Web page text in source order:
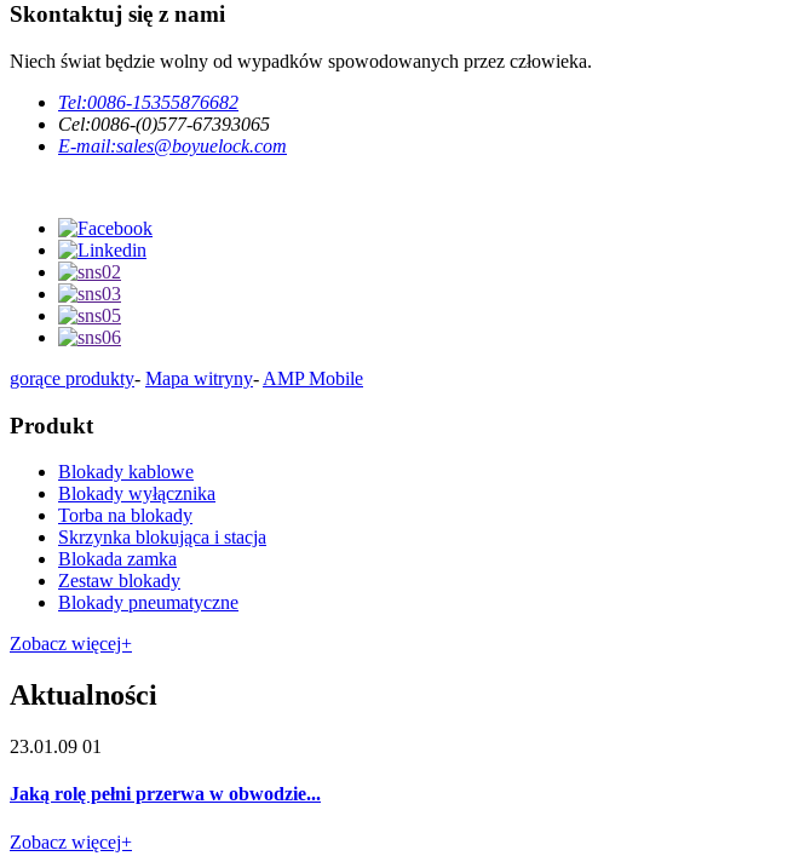
Skontaktuj się z nami
Niech świat będzie wolny od wypadków spowodowanych przez człowieka.
Tel:0086-15355876682
Cel:0086-(0)577-67393065
E-mail:sales@boyuelock.com
gorące produkty- Mapa witryny- AMP Mobile
Produkt
Blokady kablowe
Blokady wyłącznika
Torba na blokady
Skrzynka blokująca i stacja
Blokada zamka
Zestaw blokady
Blokady pneumatyczne
Zobacz więcej+
Aktualności
23.01.09 01
Jaką rolę pełni przerwa w obwodzie...
Zobacz więcej+